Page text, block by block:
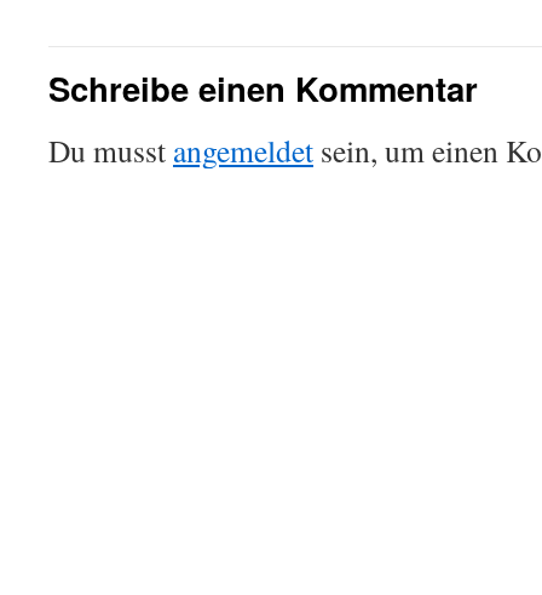
Schreibe einen Kommentar
Du musst angemeldet sein, um einen